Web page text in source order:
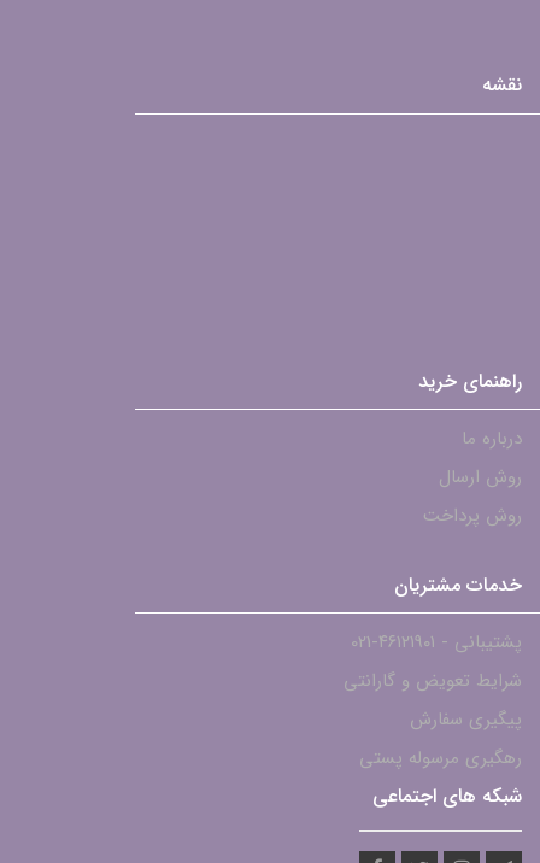
نقشه
راهنمای خرید
درباره ما
روش ارسال
روش پرداخت
خدمات مشتریان
پشتیبانی - ۴۶۱۲۱۹۰۱-021
شرایط تعویض و گارانتی
پیگیری سفارش
رهگیری مرسوله پستی
شبکه های اجتماعی